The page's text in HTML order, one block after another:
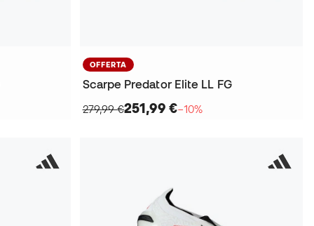
OFFERTA
Scarpe Predator Elite LL FG
279,99 €251,99 €−10%